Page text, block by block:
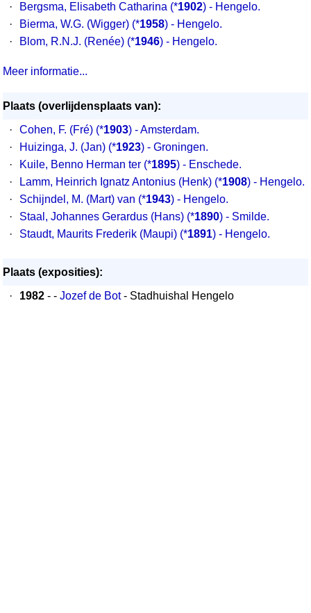
·
Bergsma, Elisabeth Catharina (*1902) - Hengelo.
·
Bierma, W.G. (Wigger) (*1958) - Hengelo.
·
Blom, R.N.J. (Renée) (*1946) - Hengelo.
Meer informatie...
Plaats (overlijdensplaats van):
·
Cohen, F. (Fré) (*1903) - Amsterdam.
·
Huizinga, J. (Jan) (*1923) - Groningen.
·
Kuile, Benno Herman ter (*1895) - Enschede.
·
Lamm, Heinrich Ignatz Antonius (Henk) (*1908) - Hengelo.
·
Schijndel, M. (Mart) van (*1943) - Hengelo.
·
Staal, Johannes Gerardus (Hans) (*1890) - Smilde.
·
Staudt, Maurits Frederik (Maupi) (*1891) - Hengelo.
Plaats (exposities):
·
1982 - - Jozef de Bot- Stadhuishal Hengelo